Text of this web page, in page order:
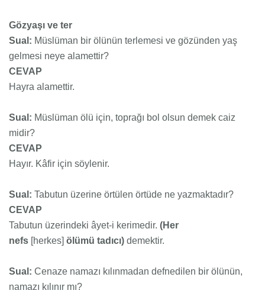
Gözyaşı ve ter
Sual: Müslüman bir ölünün terlemesi ve gözünden yaş
gelmesi neye alamettir?
CEVAP
Hayra alamettir.
Sual: Müslüman ölü için, toprağı bol olsun demek caiz
midir?
CEVAP
Hayır. Kâfir için söylenir.
Sual: Tabutun üzerine örtülen örtüde ne yazmaktadır?
CEVAP
Tabutun üzerindeki âyet-i kerimedir. (Her
nefs [herkes] ölümü tadıcı) demektir.
Sual: Cenaze namazı kılınmadan defnedilen bir ölünün,
namazı kılınır mı?